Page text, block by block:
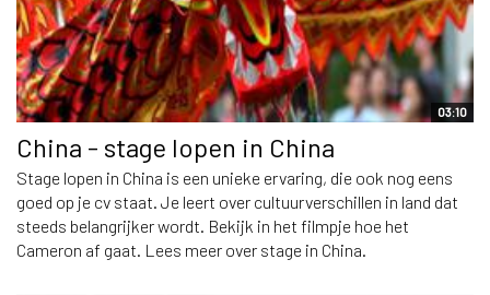
03:10
China - stage lopen in China
Stage lopen in China is een unieke ervaring, die ook nog eens
goed op je cv staat. Je leert over cultuurverschillen in land dat
steeds belangrijker wordt. Bekijk in het filmpje hoe het
Cameron af gaat. Lees meer over stage in China.